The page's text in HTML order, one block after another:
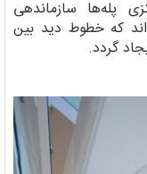
پله‌ها سازماندهی
که خطوط دید بین
گردد.